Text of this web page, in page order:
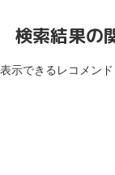
検索結果の
表示できるレコメン